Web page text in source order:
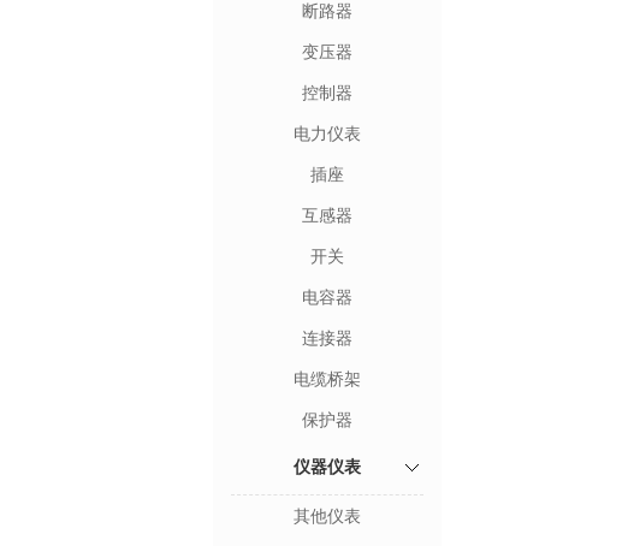
断路器
变压器
控制器
电力仪表
插座
互感器
开关
电容器
连接器
电缆桥架
保护器
仪器仪表
其他仪表